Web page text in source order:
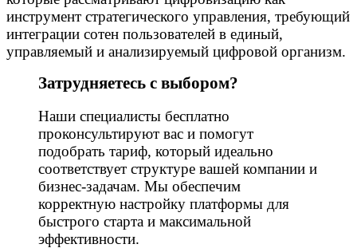
инструмент стратегического управления, требующий
интеграции сотен пользователей в единый,
управляемый и анализируемый цифровой организм.
Затрудняетесь с выбором?
Наши специалисты бесплатно
проконсультируют вас и помогут
подобрать тариф, который идеально
соответствует структуре вашей компании и
бизнес-задачам. Мы обеспечим
корректную настройку платформы для
быстрого старта и максимальной
эффективности.